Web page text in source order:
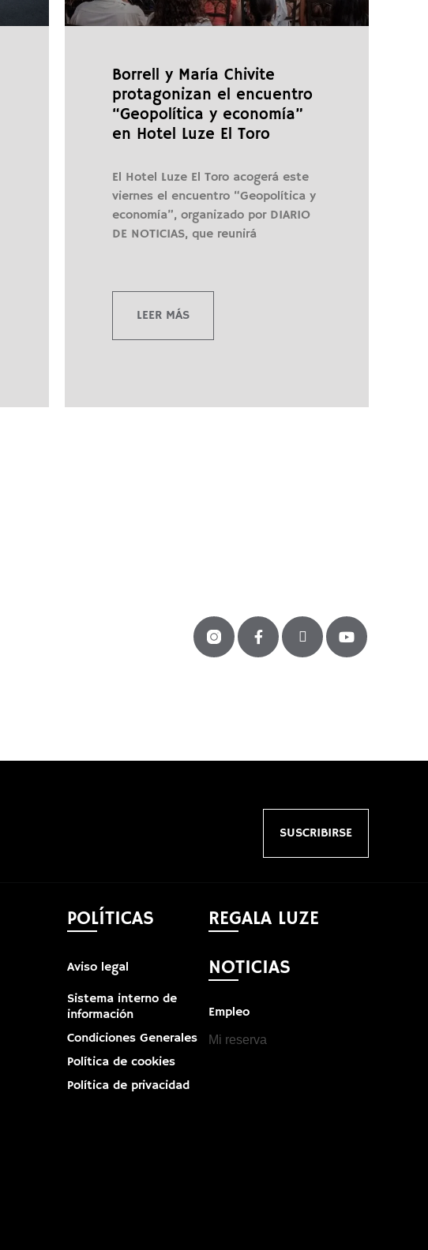
Borrell y María Chivite
protagonizan el encuentro
“Geopolítica y economía”
en Hotel Luze El Toro
El Hotel Luze El Toro acogerá este
viernes el encuentro “Geopolítica y
economía”, organizado por DIARIO
DE NOTICIAS, que reunirá
LEER MÁS
SUSCRIBIRSE
POLÍTICAS
Aviso legal
Sistema interno de
información
Condiciones Generales
Política de cookies
Política de privacidad
REGALA LUZE
NOTICIAS
Empleo
Mi reserva